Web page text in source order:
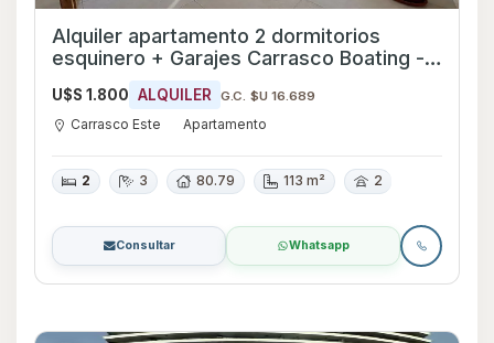
Alquiler apartamento 2 dormitorios
esquinero + Garajes Carrasco Boating -
U$S 1.800 ALQUILER G.C. $U 16.689
Carrasco Este Apartamento
2 3 80.79 113 m² 2
Consultar Whatsapp